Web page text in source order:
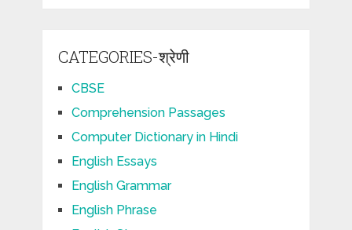
CATEGORIES-श्रेणी
CBSE
Comprehension Passages
Computer Dictionary in Hindi
English Essays
English Grammar
English Phrase